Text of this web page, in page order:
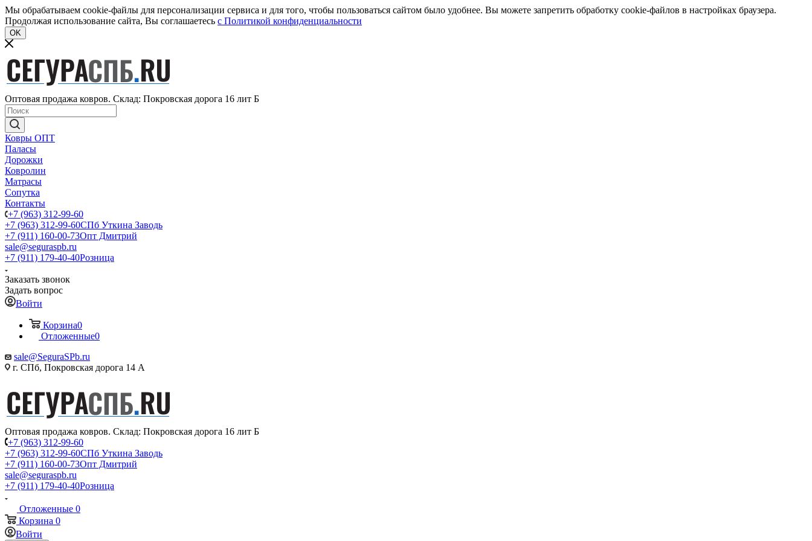
Мы обрабатываем cookie-файлы для персонализации сервиса и для того, чтобы пользоваться сайтом было удобнее. Вы можете запретить обработку cookie-файлов в настройках браузера.
Продолжая использование сайта, Вы соглашаетесь c Политикой конфиденциальности
OK
Оптовая продажа ковров. Склад: Покровская дорога 16 лит Б
Ковры ОПТ
Паласы
Дорожки
Ковролин
Матрасы
Сопутка
Контакты
+7 (963) 312-99-60
+7 (963) 312-99-60СПб Уткина Заводь
+7 (911) 160-00-73Опт Дмитрий
sale@seguraspb.ru
+7 (911) 179-40-40Розница
Заказать звонок
Задать вопрос
Войти
Корзина0
Отложенные0
sale@SeguraSPb.ru
г. СПб, Покровская дорога 14 А
Оптовая продажа ковров. Склад: Покровская дорога 16 лит Б
+7 (963) 312-99-60
+7 (963) 312-99-60СПб Уткина Заводь
+7 (911) 160-00-73Опт Дмитрий
sale@seguraspb.ru
+7 (911) 179-40-40Розница
Отложенные 0
Корзина 0
Войти